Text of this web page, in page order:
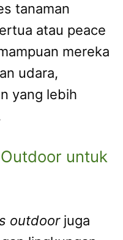
tanaman
atau peace
mereka
udara,
yang lebih
untuk
outdoorjuga